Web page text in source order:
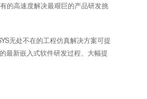
的高速度解决最艰巨的产品研发挑
无处不在的工程仿真解决方案可提
最新嵌入式软件研发过程、大幅提